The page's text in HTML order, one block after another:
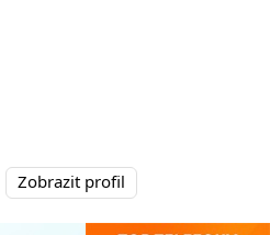
Zobrazit profil